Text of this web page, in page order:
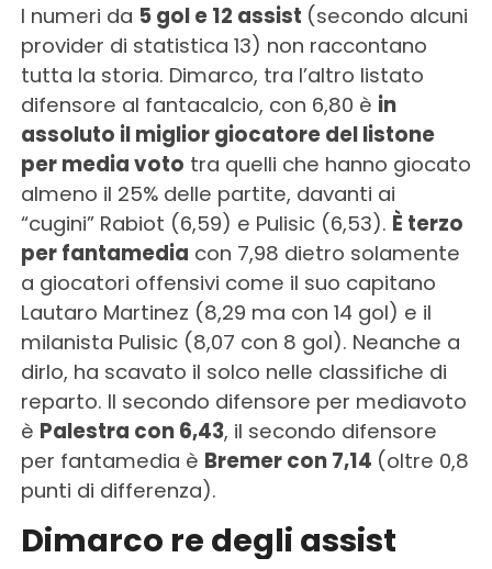
I numeri da 5 gol e 12 assist (secondo alcuni
provider di statistica 13) non raccontano
tutta la storia. Dimarco, tra l’altro listato
difensore al fantacalcio, con 6,80 è in
assoluto il miglior giocatore del listone
per media voto tra quelli che hanno giocato
almeno il 25% delle partite, davanti ai
“cugini” Rabiot (6,59) e Pulisic (6,53). È terzo
per fantamedia con 7,98 dietro solamente
a giocatori offensivi come il suo capitano
Lautaro Martinez (8,29 ma con 14 gol) e il
milanista Pulisic (8,07 con 8 gol). Neanche a
dirlo, ha scavato il solco nelle classifiche di
reparto. Il secondo difensore per mediavoto
è Palestra con 6,43, il secondo difensore
per fantamedia è Bremer con 7,14 (oltre 0,8
punti di differenza).
Dimarco re degli assist